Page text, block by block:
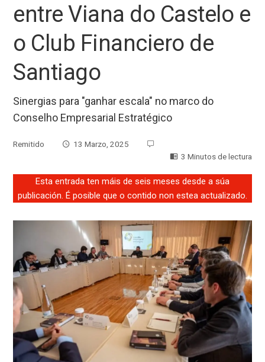
entre Viana do Castelo e
o Club Financiero de
Santiago
Sinergias para "ganhar escala" no marco do
Conselho Empresarial Estratégico
Remitido
13 Marzo, 2025
3 Minutos de lectura
Esta entrada ten máis de seis meses desde a súa
publicación. É posible que o contido non estea actualizado.